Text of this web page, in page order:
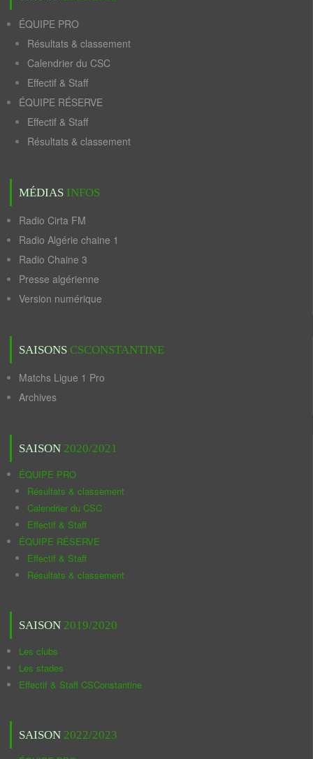
ÉQUIPE PRO
Résultats & classement
Calendrier du CSC
Effectif & Staff
ÉQUIPE RÉSERVE
Effectif & Staff
Résultats & classement
MÉDIAS INFOS
Radio Cirta FM
Radio Algérie chaine 1
Radio Chaine 3
Presse algérienne
Version numérique
SAISONS CSCONSTANTINE
Matchs Ligue 1 Pro
Archives
SAISON 2020/2021
ÉQUIPE PRO
Résultats & classement
Calendrier du CSC
Effectif & Staff
ÉQUIPE RÉSERVE
Effectif & Staff
Résultats & classement
SAISON 2019/2020
Les clubs
Les stades
Effectif & Staff CSConstantine
SAISON 2022/2023